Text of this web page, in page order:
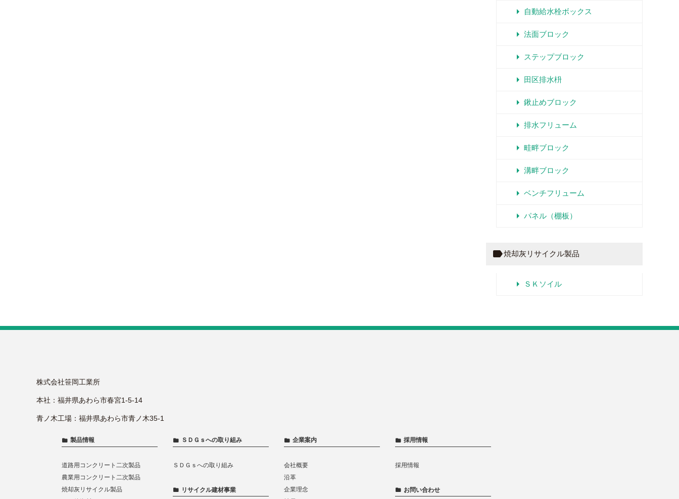
arrow_right 自動給水栓ボックス
arrow_right 法面ブロック
arrow_right ステップブロック
arrow_right 田区排水枡
arrow_right 鍬止めブロック
arrow_right 排水フリューム
arrow_right 畦畔ブロック
arrow_right 溝畔ブロック
arrow_right ベンチフリューム
arrow_right パネル（棚板）
label焼却灰リサイクル製品
arrow_right ＳＫソイル
株式会社笹岡工業所
本社：福井県あわら市春宮1-5-14
青ノ木工場：福井県あわら市青ノ木35-1
製品情報
道路用コンクリート二次製品
農業用コンクリート二次製品
焼却灰リサイクル製品
ＳＤＧｓへの取り組み
ＳＤＧｓへの取り組み
リサイクル建材事業
企業案内
会社概要
沿革
企業理念
採用情報
採用情報
お問い合わせ